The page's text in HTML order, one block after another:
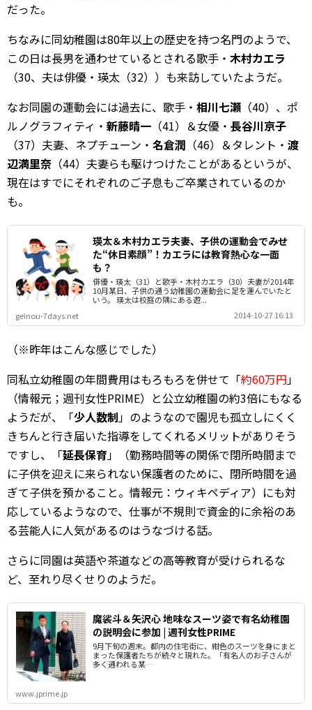
だった。
ちなみに同幼稚園は80年以上の歴史を持つ名門のようで、
この日は長男を通わせているとされる歌手・ 木村カエラ
（30、夫は俳優・瑛太（32））も来訪していたようだ。
なお同園の運動会には過去に、歌手・ 相川七瀬 （40）、ポ
ルノグラフィティ・ 新藤晴一 （41）＆女優・ 長谷川京子
（37）夫妻、ネプチューン・ 名倉潤 （46）＆タレント・ 渡
辺満里奈 （44）夫妻らも駆けつけたことがあるというが、
現在はすでにそれぞれのご子息もご卒業されているのか
も。
瑛太＆木村カエラ夫妻、子供の運動会でみせ
た“休日素顔”！カエラには教育熱心な一面
も？
俳優・瑛太（31）と歌手・木村カエラ（30）夫妻が2014年
10月某日、子供の通う幼稚園の運動会に足を運んでいたと
いう。 瑛太は校庭の隅にある遊...
geinou-7days.net
2014-10-27 16:13
（※昨年はこんな感じでした）
同私立幼稚園の年間費用はもろもろを併せて「約60万円」
（情報元；週刊女性PRIME）と公立幼稚園の約3倍にもなる
ようだが、「少人数制」のようなので園児も孤立しにくく
きちんと行き届いた指導をしてくれるメリットがありそう
ですし、「延長保育」（勤務時間等の関係で閉所時間まで
に子供を迎えに来られない保護者のために、閉所時間を過
ぎて子供を預かること。情報元：ウィキペディア）にも対
応しているようなので、仕事が不規則で資金的に余裕のあ
る芸能人に人気があるのはうなづける話。
さらに同園は英語や茶道などの高等教育が受けられるな
ど、至れり尽くせりのようだ。
魔裟斗＆矢沢心 地味なスーツ姿で有名幼稚園
の説明会に参加 | 週刊女性PRIME
9月下旬の週末。都内の住宅街に、紺色のスーツを身にまと
まった保護者たちが続々と現れた。「有名人のお子さんが
多く通われる某…
www.jprime.jp